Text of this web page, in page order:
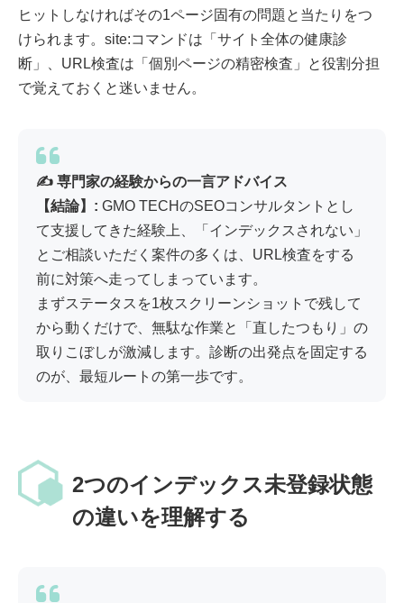
ヒットしなければその1ページ固有の問題と当たりをつ
けられます。site:コマンドは「サイト全体の健康診
断」、URL検査は「個別ページの精密検査」と役割分担
で覚えておくと迷いません。
✍️ 専門家の経験からの一言アドバイス
【結論】: GMO TECHのSEOコンサルタントとし
て支援してきた経験上、「インデックスされない」
とご相談いただく案件の多くは、URL検査をする
前に対策へ走ってしまっています。
まずステータスを1枚スクリーンショットで残して
から動くだけで、無駄な作業と「直したつもり」の
取りこぼしが激減します。診断の出発点を固定する
のが、最短ルートの第一歩です。
2つのインデックス未登録状態
の違いを理解する